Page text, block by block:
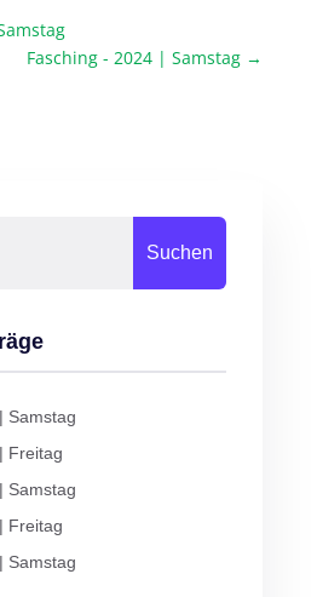
Fasching - 2024 | Samstag →
Suchen
Samstag
Freitag
Samstag
Freitag
Samstag